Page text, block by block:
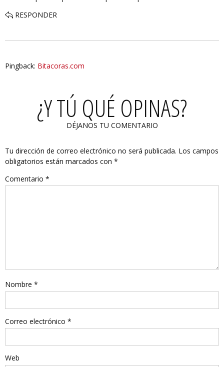
RESPONDER
Pingback: Bitacoras.com
¿Y TÚ QUÉ OPINAS?
DÉJANOS TU COMENTARIO
Tu dirección de correo electrónico no será publicada. Los campos
obligatorios están marcados con *
Comentario *
Nombre *
Correo electrónico *
Web